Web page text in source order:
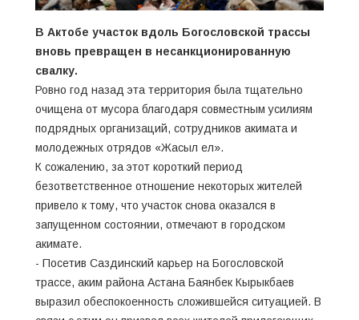
В Актобе участок вдоль Богословской трассы
вновь превращен в несанкционированную
свалку.
Ровно год назад эта территория была тщательно
очищена от мусора благодаря совместным усилиям
подрядных организаций, сотрудников акимата и
молодежных отрядов «Жасыл ел».
К сожалению, за этот короткий период
безответственное отношение некоторых жителей
привело к тому, что участок снова оказался в
запущенном состоянии, отмечают в городском
акимате.
- Посетив Саздинский карьер на Богословской
трассе, аким района Астана Баянбек Кырыкбаев
выразил обеспокоенность сложившейся ситуацией. В